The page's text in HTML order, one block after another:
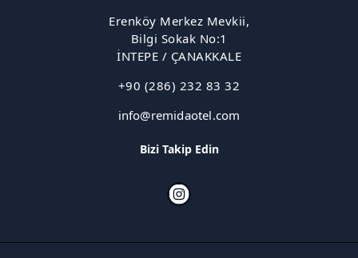
Erenköy Merkez Mevkii,
Bilgi Sokak No:1
İNTEPE / ÇANAKKALE
+90 (286) 232 83 32
info@remidaotel.com
Bizi Takip Edin